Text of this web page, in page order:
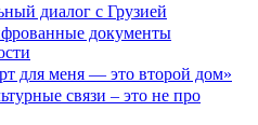
диалог с Грузией
документы
для меня — это второй дом»
связи – это не про